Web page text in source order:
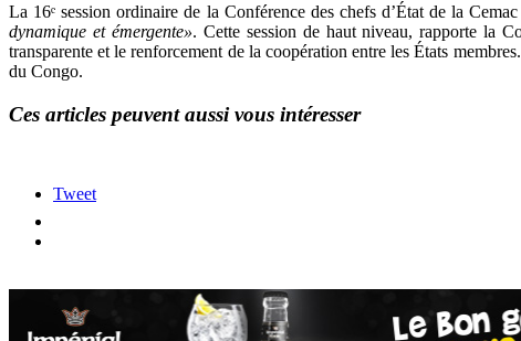
La 16ᵉ session ordinaire de la Conférence des chefs d’État de la
dynamique et émergente». Cette session de haut niveau, rapporte la
transparente et le renforcement de la coopération entre les États
du Congo.
Ces articles peuvent aussi vous intéresser
Tweet